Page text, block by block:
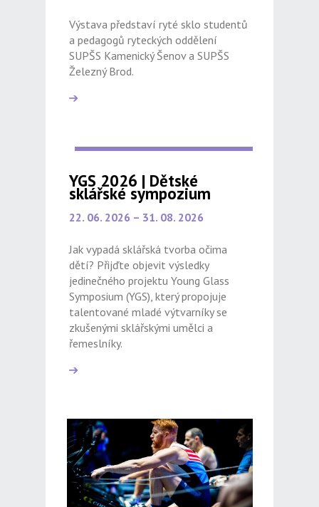
Výstava představí ryté sklo studentů
a pedagogů ryteckých oddělení
SUPŠS Kamenický Šenov a SUPŠS
Železný Brod.
YGS 2026 | Dětské
sklářské sympozium
22. 06. 2026 – 31. 08. 2026
Jak vypadá sklářská tvorba očima
dětí? Přijďte objevit výsledky
jedinečného projektu Young Glass
Symposium (YGS), který propojuje
talentované mladé výtvarníky se
zkušenými sklářskými umělci a
řemeslníky.